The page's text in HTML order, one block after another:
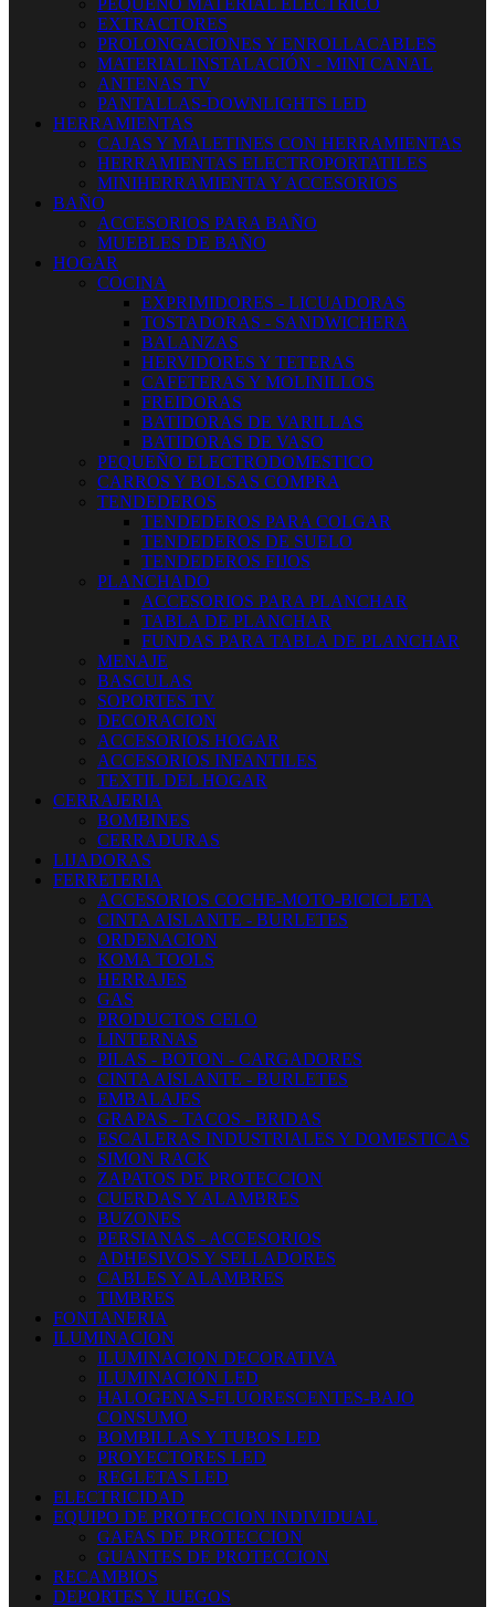
PEQUEÑO MATERIAL ELECTRICO
EXTRACTORES
PROLONGACIONES Y ENROLLACABLES
MATERIAL INSTALACIÓN - MINI CANAL
ANTENAS TV
PANTALLAS-DOWNLIGHTS LED
HERRAMIENTAS
CAJAS Y MALETINES CON HERRAMIENTAS
HERRAMIENTAS ELECTROPORTATILES
MINIHERRAMIENTA Y ACCESORIOS
BAÑO
ACCESORIOS PARA BAÑO
MUEBLES DE BAÑO
HOGAR
COCINA
EXPRIMIDORES - LICUADORAS
TOSTADORAS - SANDWICHERA
BALANZAS
HERVIDORES Y TETERAS
CAFETERAS Y MOLINILLOS
FREIDORAS
BATIDORAS DE VARILLAS
BATIDORAS DE VASO
PEQUEÑO ELECTRODOMESTICO
CARROS Y BOLSAS COMPRA
TENDEDEROS
TENDEDEROS PARA COLGAR
TENDEDEROS DE SUELO
TENDEDEROS FIJOS
PLANCHADO
ACCESORIOS PARA PLANCHAR
TABLA DE PLANCHAR
FUNDAS PARA TABLA DE PLANCHAR
MENAJE
BASCULAS
SOPORTES TV
DECORACION
ACCESORIOS HOGAR
ACCESORIOS INFANTILES
TEXTIL DEL HOGAR
CERRAJERIA
BOMBINES
CERRADURAS
LIJADORAS
FERRETERIA
ACCESORIOS COCHE-MOTO-BICICLETA
CINTA AISLANTE - BURLETES
ORDENACION
KOMA TOOLS
HERRAJES
GAS
PRODUCTOS CELO
LINTERNAS
PILAS - BOTON - CARGADORES
CINTA AISLANTE - BURLETES
EMBALAJES
GRAPAS - TACOS - BRIDAS
ESCALERAS INDUSTRIALES Y DOMESTICAS
SIMON RACK
ZAPATOS DE PROTECCION
CUERDAS Y ALAMBRES
BUZONES
PERSIANAS - ACCESORIOS
ADHESIVOS Y SELLADORES
CABLES Y ALAMBRES
TIMBRES
FONTANERIA
ILUMINACION
ILUMINACION DECORATIVA
ILUMINACIÓN LED
HALOGENAS-FLUORESCENTES-BAJO
CONSUMO
BOMBILLAS Y TUBOS LED
PROYECTORES LED
REGLETAS LED
ELECTRICIDAD
EQUIPO DE PROTECCION INDIVIDUAL
GAFAS DE PROTECCION
GUANTES DE PROTECCION
RECAMBIOS
DEPORTES Y JUEGOS